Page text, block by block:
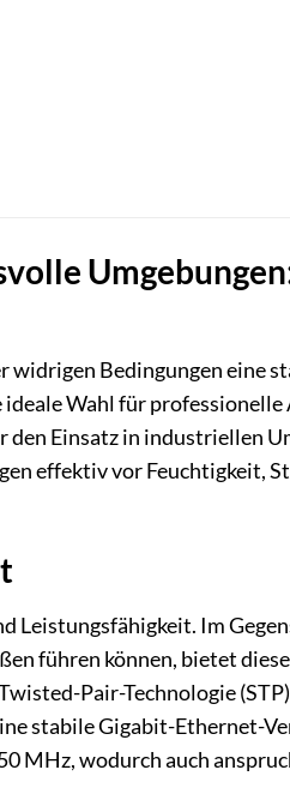
widrigen Bedingungen eine
Wahl für professionelle
Einsatz in industriellen
effektiv vor Feuchtigkeit,
Leistungsfähigkeit. Im
führen können, bietet
Pair-Technologie
stabile Gigabit-Ethernet-
MHz, wodurch auch